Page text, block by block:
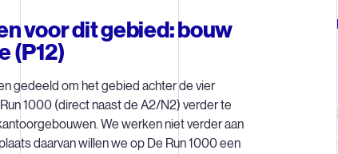
voor dit gebied: bouw
(P12)
gedeeld om het gebied achter de vier
1000 (direct naast de A2/N2) verder te
We werken niet verder aan
daarvan willen we op De Run 1000 een